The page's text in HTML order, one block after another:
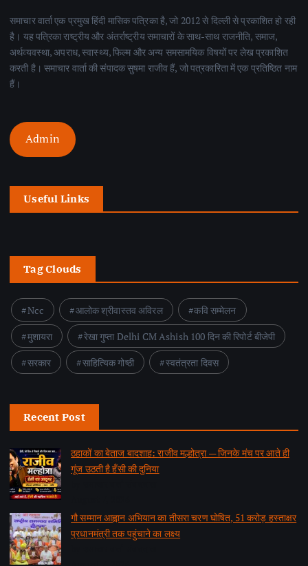
समाचार वार्ता एक प्रमुख हिंदी मासिक पत्रिका है, जो 2012 से दिल्ली से प्रकाशित हो रही
है। यह पत्रिका राष्ट्रीय और अंतर्राष्ट्रीय समाचारों के साथ-साथ राजनीति, समाज,
अर्थव्यवस्था, अपराध, स्वास्थ्य, फिल्म और अन्य समसामयिक विषयों पर लेख प्रकाशित
करती है। समाचार वार्ता की संपादक सुषमा राजीव हैं, जो पत्रकारिता में एक प्रतिष्ठित नाम
हैं।
Admin
Useful Links
Tag Clouds
Ncc आलोक श्रीवास्तव अविरल
कवि सम्मेलन
मुशायरा
रेखा गुप्ता Delhi CM Ashish 100 दिन की रिपोर्ट बीजेपी
सरकार
साहित्यिक गोष्ठी स्वतंत्रता दिवस
Recent Post
ठहाकों का बेताज बादशाह: राजीव मल्होत्रा — जिनके मंच पर आते ही
गूंज उठती है हँसी की दुनिया
गौ सम्मान आह्वान अभियान का तीसरा चरण घोषित, 51 करोड़ हस्ताक्षर
प्रधानमंत्री तक पहुंचाने का लक्ष्य